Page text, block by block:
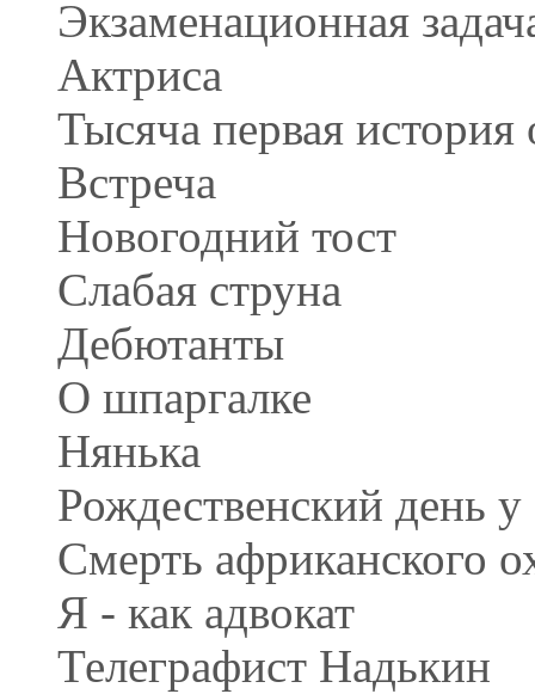
Экзаменационная
Актриса
Тысяча первая
Встреча
Новогодний тост
Слабая струна
Дебютанты
О шпаргалке
Нянька
Рождественский день
Смерть африканского
Я - как адвокат
Телеграфист Надькин